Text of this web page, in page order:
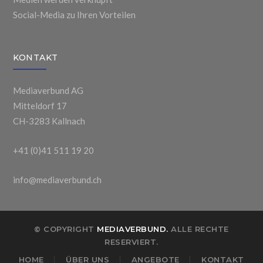
Social-Media zu Ihren Vorteilen
KONTAKT
Mediaverbund AG
Mitteldorf 17
CH-3283 Kallnach
+41 (0)41 511 19 20
info@mediaverbund.ch
© COPYRIGHT MEDIAVERBUND. ALLE RECHTE
RESERVIERT.
HOME
ÜBER UNS ANGEBOTE KONTAKT